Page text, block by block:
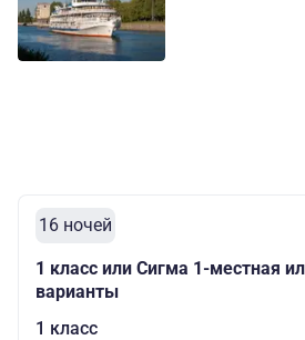
16 ночей
1 класс или Сигма 1-местная
варианты
1 класс